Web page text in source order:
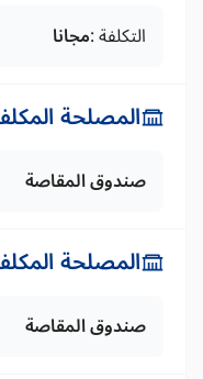
التكلفة :مجانا
المصلحة
صندوق المقاصة
المصلحة
صندوق المقاصة